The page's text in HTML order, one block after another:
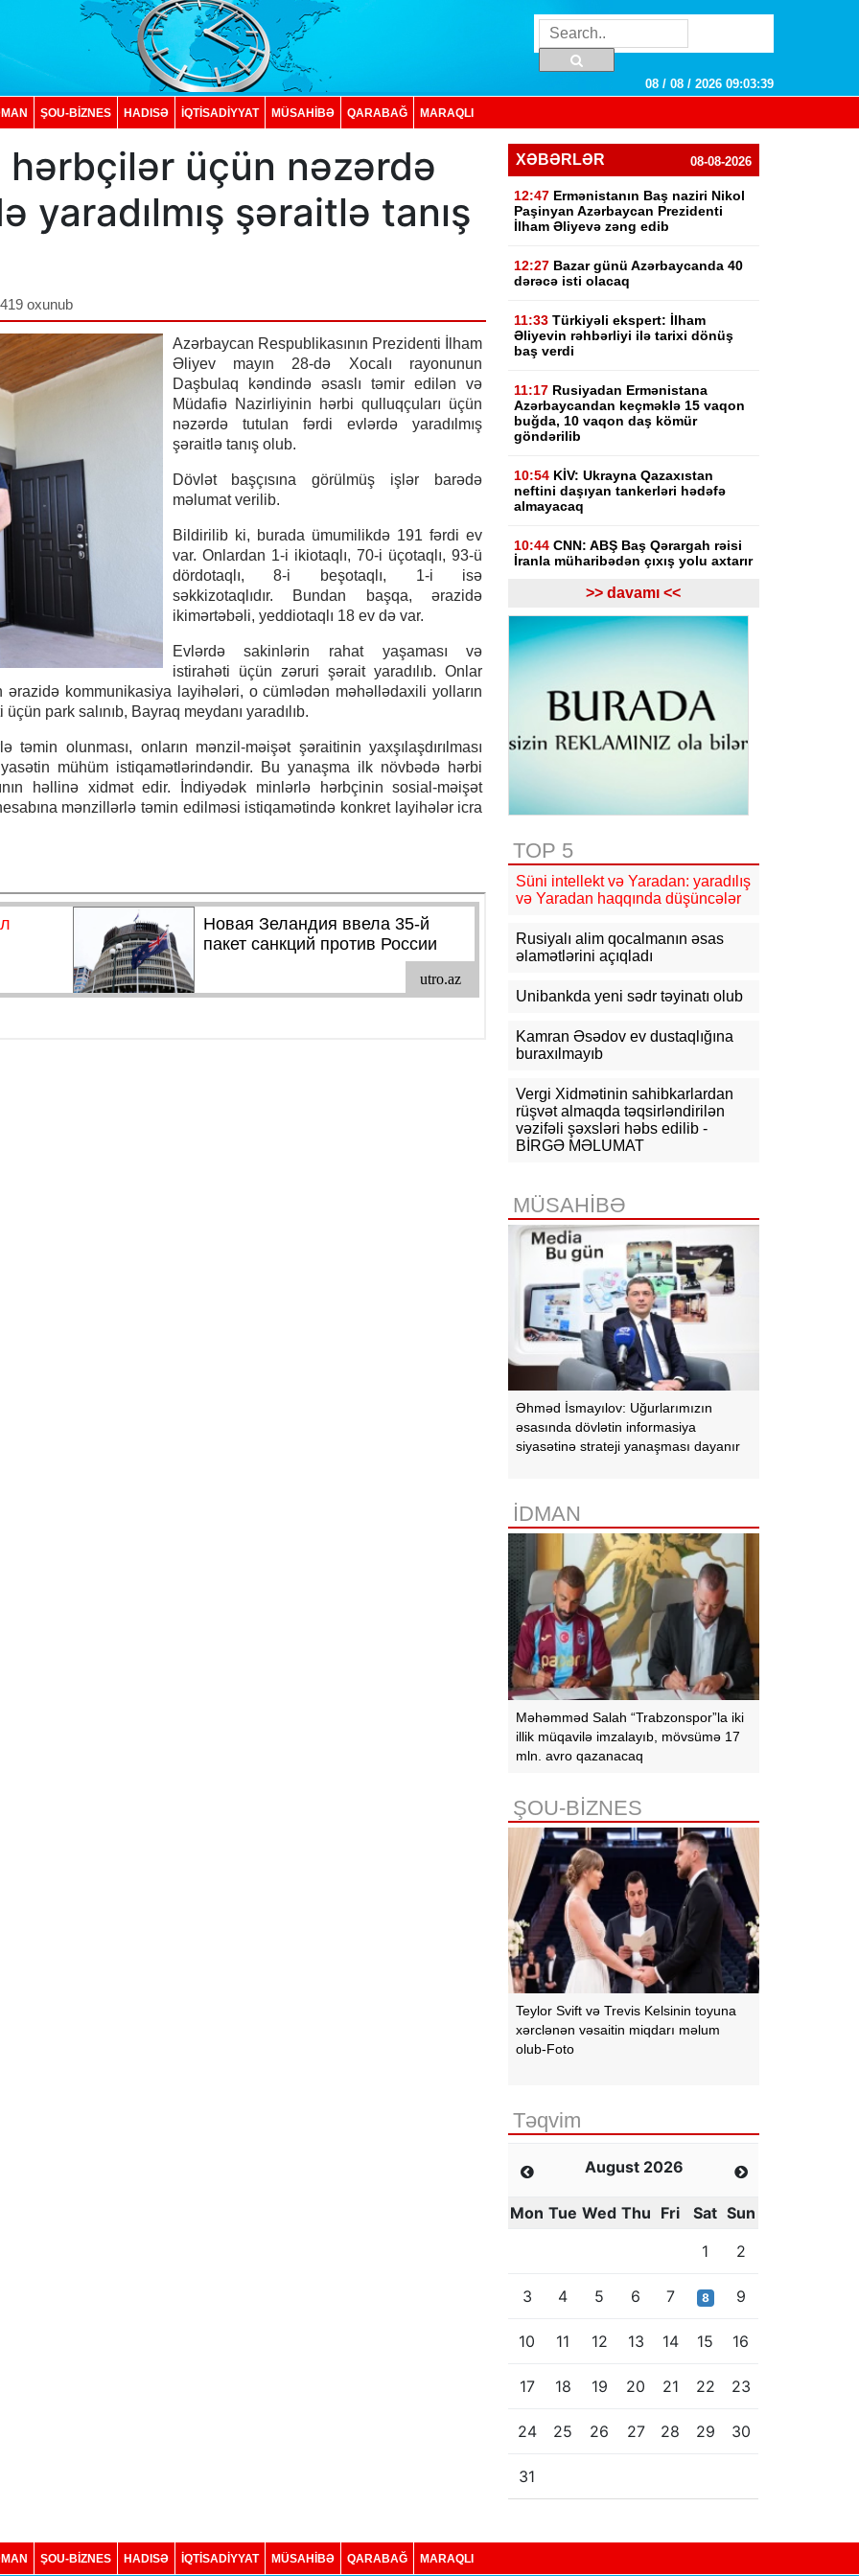
08 / 08 / 2026 09:03:40
ŞOU-BİZNES HADISƏ İQTISADIYYAT MÜSAHİBƏ QARABAĞ MARAQLI
hərbçilər üçün nəzərdə
şəraitlə tanış
oxunub
Azərbaycan Respublikasının Prezidenti İlham
Əliyev mayın 28-də Xocalı rayonunun
Daşbulaq kəndində əsaslı təmir edilən və
Müdafiə Nazirliyinin hərbi qulluqçuları üçün
nəzərdə tutulan fərdi evlərdə yaradılmış
şəraitlə tanış olub.
Dövlət başçısına görülmüş işlər barədə
məlumat verilib.
Bildirilib ki, burada ümumilikdə 191 fərdi ev
var. Onlardan 1-i ikiotaqlı, 70-i üçotaqlı, 93-ü
dördotaqlı, 8-i beşotaqlı, 1-i isə
səkkizotaqlıdır. Bundan başqa, ərazidə
ikimərtəbəli, yeddiotaqlı 18 ev də var.
Evlərdə sakinlərin rahat yaşaması və
istirahəti üçün zəruri şərait yaradılıb. Onlar
kommunikasiya layihələri, o cümlədən məhəllədaxili yolların
park salınıb, Bayraq meydanı yaradılıb.
olunması, onların mənzil-məişət şəraitinin yaxşılaşdırılması
mühüm istiqamətlərindəndir. Bu yanaşma ilk növbədə hərbi
həllinə xidmət edir. İndiyədək minlərlə hərbçinin sosial-məişət
mənzillərlə təmin edilməsi istiqamətində konkret layihələr icra
XƏBƏRLƏR 08-08-2026
12:47 Ermənistanın Baş naziri Nikol
Paşinyan Azərbaycan Prezidenti
İlham Əliyevə zəng edib
12:27 Bazar günü Azərbaycanda 40
dərəcə isti olacaq
11:33 Türkiyəli ekspert: İlham
Əliyevin rəhbərliyi ilə tarixi dönüş
baş verdi
11:17 Rusiyadan Ermənistana
Azərbaycandan keçməklə 15 vaqon
buğda, 10 vaqon daş kömür
göndərilib
10:54 KİV: Ukrayna Qazaxıstan
neftini daşıyan tankerləri hədəfə
almayacaq
10:44 CNN: ABŞ Baş Qərargah rəisi
İranla müharibədən çıxış yolu axtarır
Ermənistanın Baş naziri: Yaxın
vaxtlarda TRIPP layihəsinin praktiki
icrasına başlayacağıq
10:15
səhifəsi bağlanıb, sülh bərqərar
09:58
Paşinyan: Ermənistan ötən il
investisiya qoyulacaq
09:14 NYT: ABŞ Kubanın rəhbəri
vəzifəsinə namizəd axtarır
09:04Azərbaycan XİN
Gürcüstandakı münaqişənin sülh
yolu ilə həllinə dəstəyini təsdiqləyib
08:57Azərbaycan-ABŞ strateji
memorandumun imzalanmasının bir
ili tamam olur
07-08-2026
19:03 Bəzi yerlərə yağış yağacaq,
dolu düşəcək - XƏBƏRDARLIQ
üzərindən neft ixracını
genişləndirməyi planlaşdırır
>> davamı <<
TOP 5
Süni intellekt və Yaradan: yaradılış
və Yaradan haqqında düşüncələr
Rusiyalı alim qocalmanın əsas
əlamətlərini açıqladı
Unibankda yeni sədr təyinatı olub
Kamran Əsədov ev dustaqlığına
buraxılmayıb
Vergi Xidmətinin sahibkarlardan
rüşvət almaqda təqsirləndirilən
vəzifəli şəxsləri həbs edilib -
BİRGƏ MƏLUMAT
MÜSAHİBƏ
Əhməd İsmayılov: Uğurlarımızın
əsasında dövlətin informasiya
siyasətinə strateji yanaşması dayanır
İDMAN
Məhəmməd Salah “Trabzonspor”la iki
illik müqavilə imzalayıb, mövsümə 17
mln. avro qazanacaq
ŞOU-BİZNES
Teylor Svift və Trevis Kelsinin toyuna
xərclənən vəsaitin miqdarı məlum
olub-Foto
Təqvim
August 2026
Mon Tue Wed Thu Fri Sat Sun
1
2
3 4 5 6 7 8 9
10 11 12 13 14 15 16
17 18 19 20 21 22 23
24 25 26 27 28 29 30
31
ŞOU-BİZNES HADISƏ İQTISADIYYAT MÜSAHİBƏ QARABAĞ MARAQLI